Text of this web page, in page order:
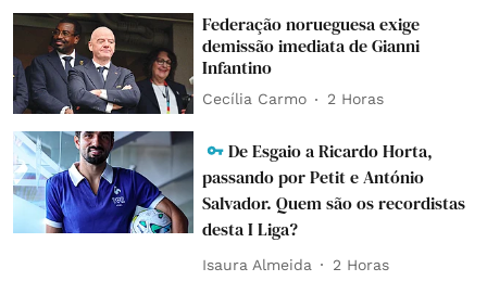
Federação norueguesa exige
demissão imediata de Gianni
Infantino
Cecília Carmo 2 Horas
De Esgaio a Ricardo Horta,
passando por Petit e António
Salvador. Quem são os recordistas
desta I Liga?
Isaura Almeida 2 Horas